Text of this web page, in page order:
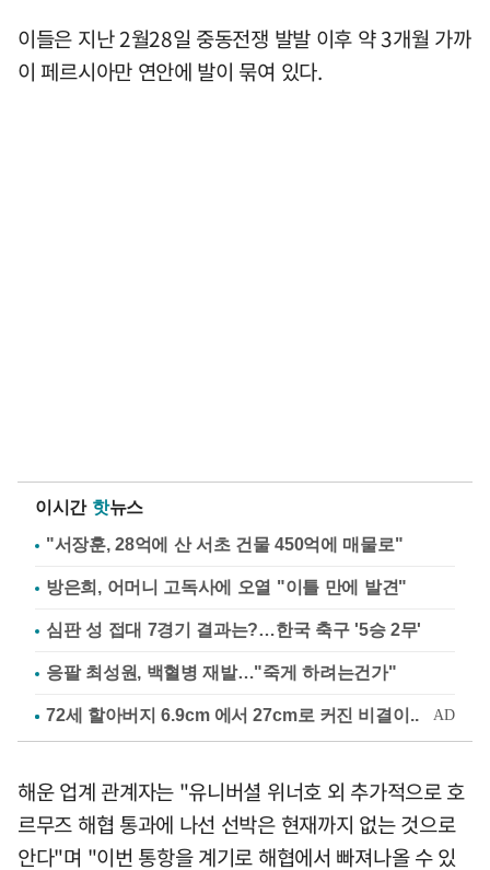
이들은 지난 2월28일 중동전쟁 발발 이후 약 3개월 가까
이 페르시아만 연안에 발이 묶여 있다.
이시간 핫뉴스
"서장훈, 28억에 산 서초 건물 450억에 매물로"
방은희, 어머니 고독사에 오열 "이틀 만에 발견"
심판 성 접대 7경기 결과는?…한국 축구 '5승 2무'
응팔 최성원, 백혈병 재발…"죽게 하려는건가"
해운 업계 관계자는 "유니버셜 위너호 외 추가적으로 호
르무즈 해협 통과에 나선 선박은 현재까지 없는 것으로
안다"며 "이번 통항을 계기로 해협에서 빠져나올 수 있